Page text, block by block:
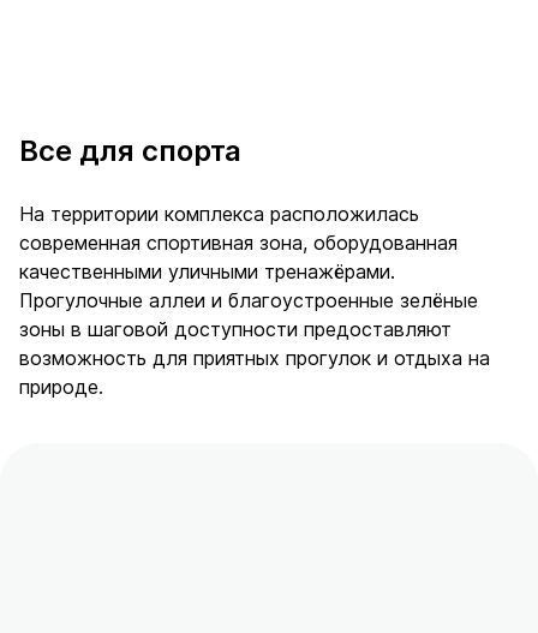
Все для спорта
На территории комплекса расположилась
современная спортивная зона, оборудованная
качественными уличными тренажёрами.
Прогулочные аллеи и благоустроенные зелёные
зоны в шаговой доступности предоставляют
возможность для приятных прогулок и отдыха на
природе.